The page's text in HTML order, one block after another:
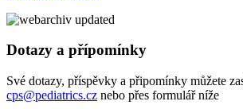
Dotazy a přípomínky
Své dotazy, příspěvky a připomínky můžete
cps@pediatrics.cz nebo přes formulář níže